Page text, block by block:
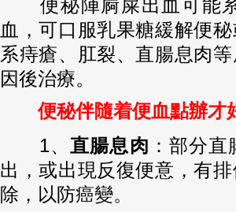
便秘陣屙屎出血可能系
血，可口服乳果糖緩解便
系痔瘡、肛裂、直腸息肉
因後治療。
便秘伴隨着便血點辦才
1、 直腸息肉 ：部分
出，或出現反復便意，有
除，以防癌變。